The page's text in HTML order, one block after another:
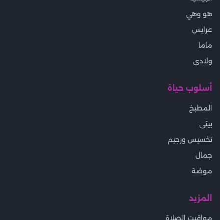
هو وهي
عرايس
ماما
ولادى
أسلوب حياة
المطبخ
بيتى
تخسيس ورجيم
جمال
موضة
المزيد
مواقيت الصلاة